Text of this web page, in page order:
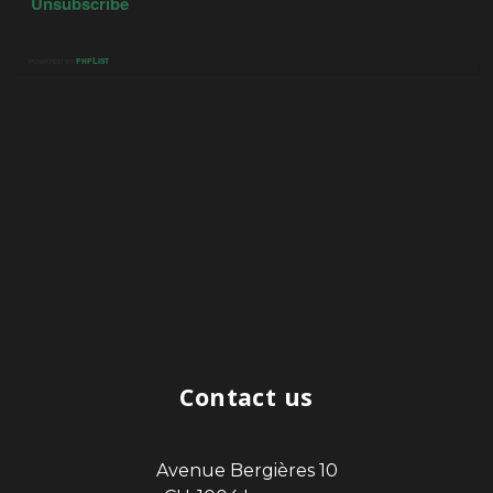
Contact us
Avenue Bergières 10